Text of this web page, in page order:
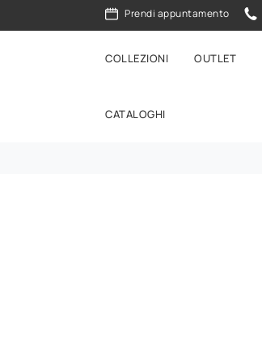
Prendi appuntamento
COLLEZIONI OUTLET
CATALOGHI